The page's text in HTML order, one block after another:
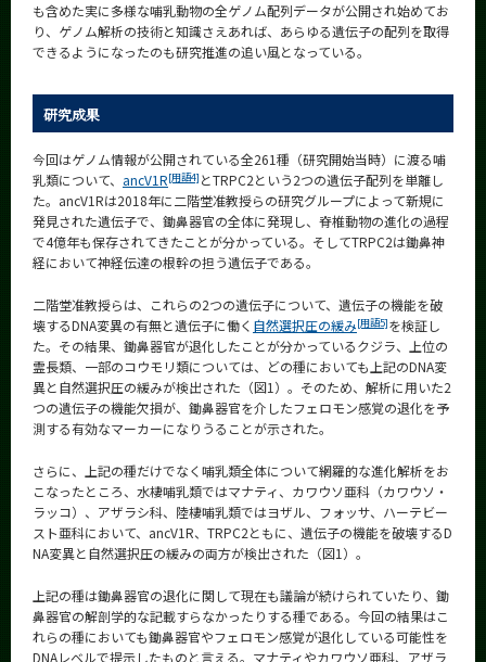
も含めた実に多様な哺乳動物の全ゲノム配列データが公開され始めてお
り、ゲノム解析の技術と知識さえあれば、あらゆる遺伝子の配列を取得
できるようになったのも研究推進の追い風となっている。
研究成果
今回はゲノム情報が公開されている全261種（研究開始当時）に渡る哺
乳類について、 ancV1R[用語4] とTRPC2という2つの遺伝子配列を単離し
た。ancV1Rは2018年に二階堂准教授らの研究グループによって新規に
発見された遺伝子で、鋤鼻器官の全体に発現し、脊椎動物の進化の過程
で4億年も保存されてきたことが分かっている。そしてTRPC2は鋤鼻神
経において神経伝達の根幹の担う遺伝子である。
二階堂准教授らは、これらの2つの遺伝子について、遺伝子の機能を破
壊するDNA変異の有無と遺伝子に働く 自然選択圧の緩み[用語5]を検証し
た。その結果、鋤鼻器官が退化したことが分かっているクジラ、上位の
霊長類、一部のコウモリ類については、どの種においても上記のDNA変
異と自然選択圧の緩みが検出された（図1）。そのため、解析に用いた2
つの遺伝子の機能欠損が、鋤鼻器官を介したフェロモン感覚の退化を予
測する有効なマーカーになりうることが示された。
さらに、上記の種だけでなく哺乳類全体について網羅的な進化解析をお
こなったところ、水棲哺乳類ではマナティ、カワウソ亜科（カワウソ・
ラッコ）、アザラシ科、陸棲哺乳類ではヨザル、フォッサ、ハーテビー
スト亜科において、ancV1R、TRPC2ともに、遺伝子の機能を破壊するD
NA変異と自然選択圧の緩みの両方が検出された（図1）。
上記の種は鋤鼻器官の退化に関して現在も議論が続けられていたり、鋤
鼻器官の解剖学的な記載すらなかったりする種である。今回の結果はこ
れらの種においても鋤鼻器官やフェロモン感覚が退化している可能性を
DNAレベルで提示したものと言える。マナティやカワウソ亜科、アザラ